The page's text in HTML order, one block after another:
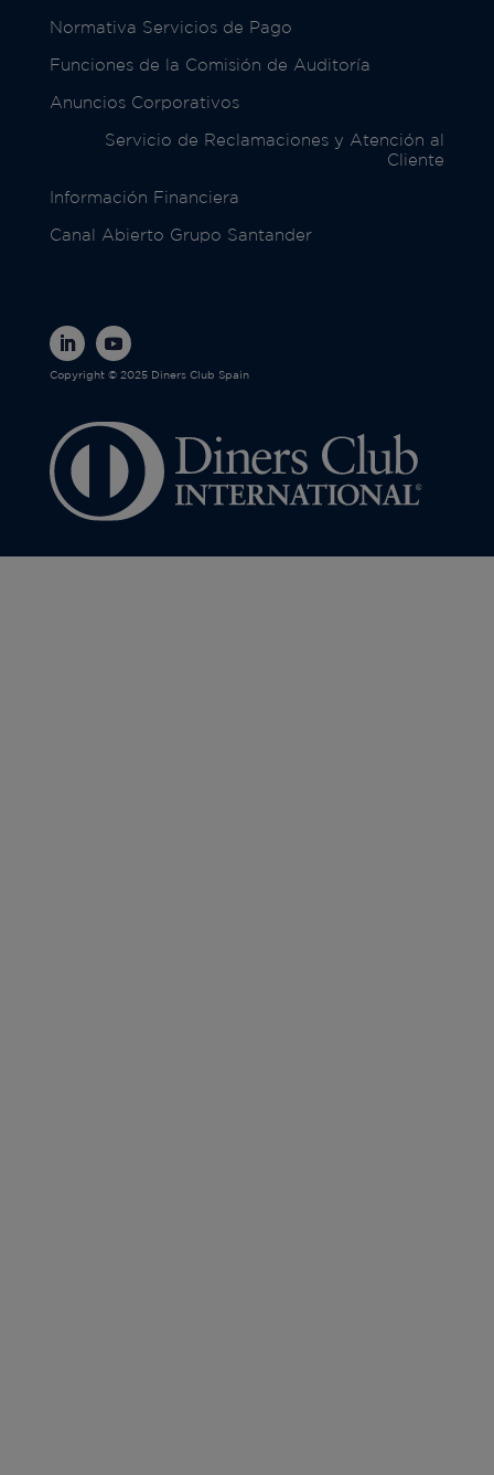
Normativa Servicios de Pago
Funciones de la Comisión de Auditoría
Anuncios Corporativos
Servicio de Reclamaciones y Atención al
Cliente
Información Financiera
Canal Abierto Grupo Santander
Copyright © 2025 Diners Club Spain